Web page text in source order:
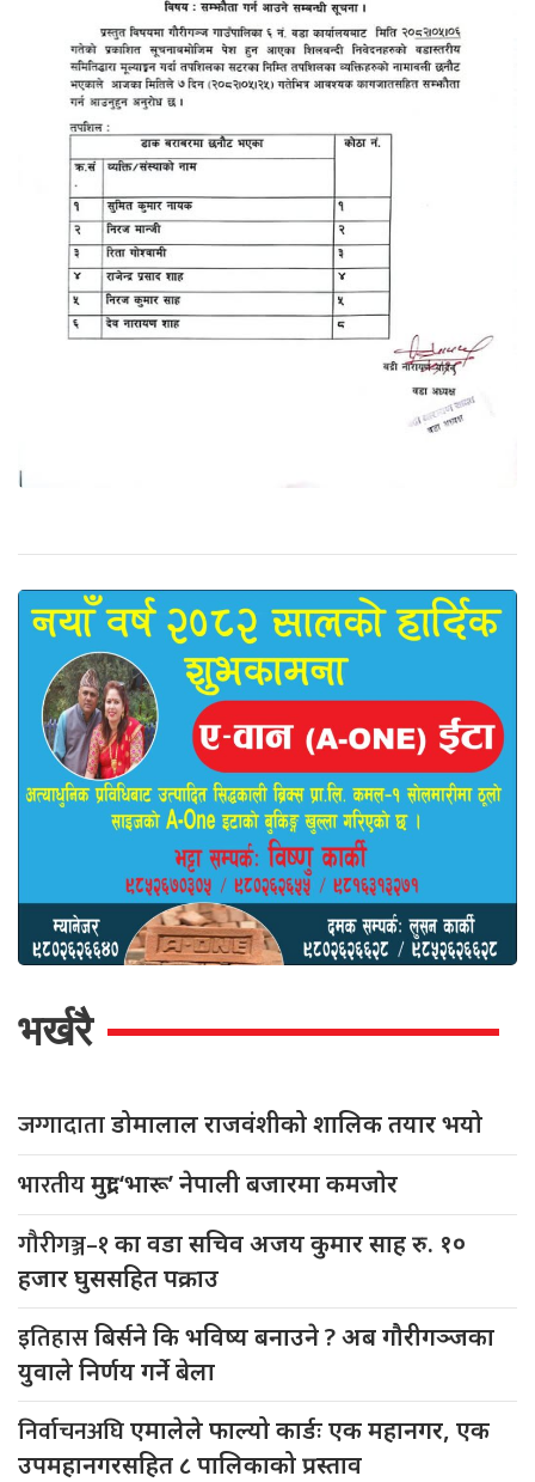
भर्खरै
जग्गादाताडोमालाल राजवंशीको शालिक तयार भयो
भारतीयमुद्रा ‘भारू’ नेपाली बजारमा कमजाेर
गौरीगञ्ज–१का वडा सचिव अजय कुमार साह रु. १०
हजार घुससहित पक्राउ
इतिहासबिर्सने कि भविष्य बनाउने ? अब गौरीगञ्जका
युवाले निर्णय गर्ने बेला
निर्वाचनअघिएमालेले फाल्यो कार्डः एक महानगर, एक
उपमहानगरसहित ८ पालिकाको प्रस्ताव